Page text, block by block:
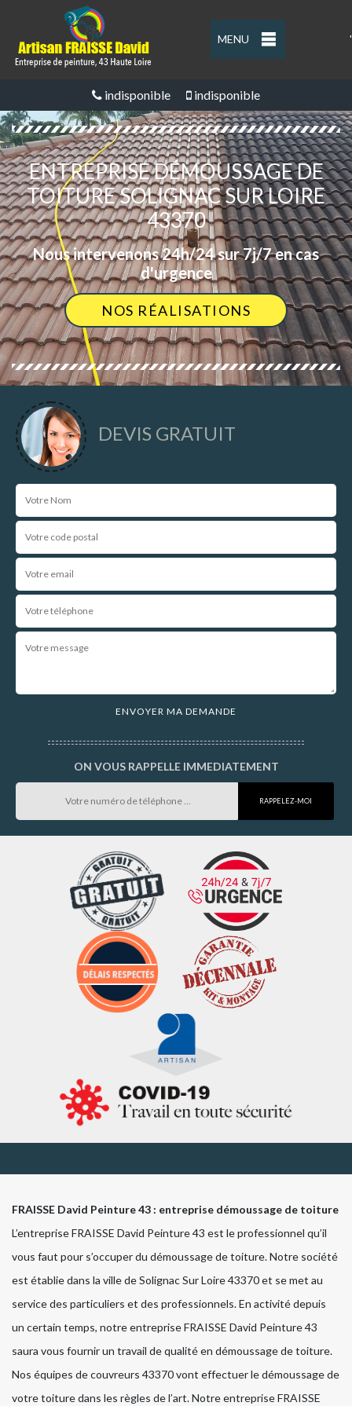
MENU '
indisponible indisponible
ENTREPRISE DÉMOUSSAGE DE
TOITURE SOLIGNAC SUR LOIRE
43370
Nous intervenons 24h/24 sur 7j/7 en cas
d'urgence
NOS RÉALISATIONS
DEVIS GRATUIT
ON VOUS RAPPELLE IMMEDIATEMENT
FRAISSE David Peinture 43 : entreprise démoussage de toiture
L’entreprise FRAISSE David Peinture 43 est le professionnel qu’il
vous faut pour s’occuper du démoussage de toiture. Notre société
est établie dans la ville de Solignac Sur Loire 43370 et se met au
service des particuliers et des professionnels. En activité depuis
un certain temps, notre entreprise FRAISSE David Peinture 43
saura vous fournir un travail de qualité en démoussage de toiture.
Nos équipes de couvreurs 43370 vont effectuer le démoussage de
votre toiture dans les règles de l’art. Notre entreprise FRAISSE